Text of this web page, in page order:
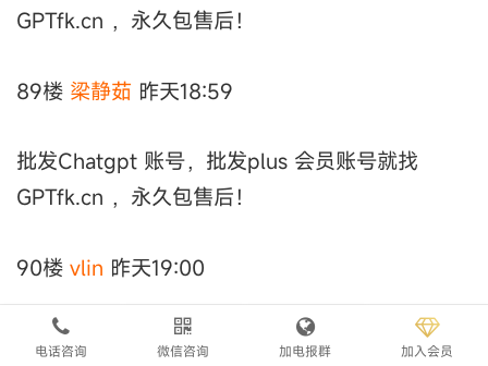
GPTfk.cn ，永久包售后！
89楼 梁静茹 昨天18:59
批发Chatgpt 账号，批发plus 会员账号就找
GPTfk.cn ，永久包售后！
90楼 vlin 昨天19:00
批发Chatgpt 账号，批发plus 会员账号就找
电话咨询 微信咨询 加电报群 加入会员